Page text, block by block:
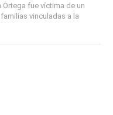
fue víctima de un
vinculadas a la